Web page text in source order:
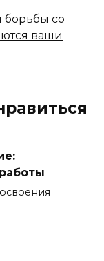
борьбы со
ваши